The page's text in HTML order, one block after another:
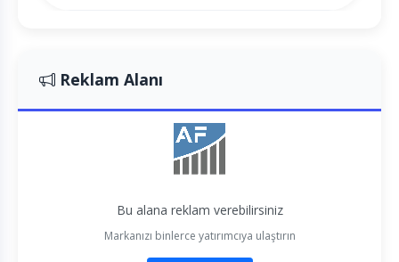
Reklam Alanı
Bu alana reklam verebilirsiniz
Markanızı binlerce yatırımcıya ulaştırın